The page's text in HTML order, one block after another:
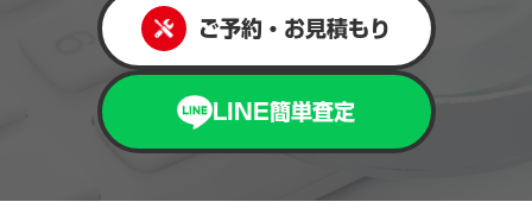
ご予約・お見積もり
LINE簡単査定